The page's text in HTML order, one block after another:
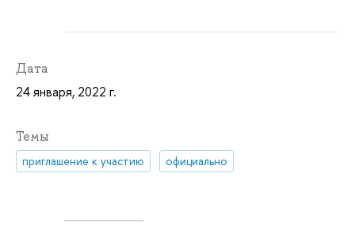
Дата
24 января, 2022 г.
Темы
приглашение к участию официально